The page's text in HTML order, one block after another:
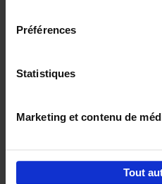
Préférences
Statistiques
Marketing et contenu de
Tout
Digital